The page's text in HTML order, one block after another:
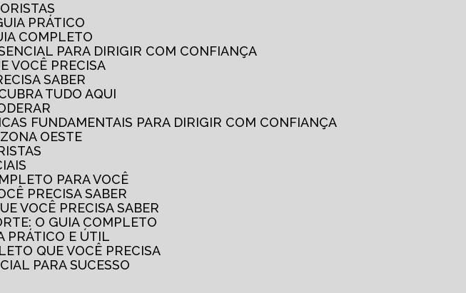
PRÁTICO
COMPLETO
PARA DIRIGIR COM CONFIANÇA
VOCÊ PRECISA
SABER
TUDO AQUI
FUNDAMENTAIS PARA DIRIGIR COM CONFIANÇA
OESTE
PARA VOCÊ
PRECISA SABER
VOCÊ PRECISA SABER
O GUIA COMPLETO
PRÁTICO E ÚTIL
QUE VOCÊ PRECISA
PARA SUCESSO